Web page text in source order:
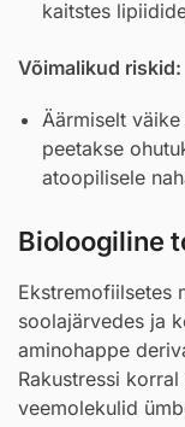
kaitstes
Võimalikud riskid:
Äärmiselt
peetakse
atoopilisele
Bioloogiline
Ekstremofiilsetes
soolajärvedes ja
aminohappe
Rakustressi
veemolekulid